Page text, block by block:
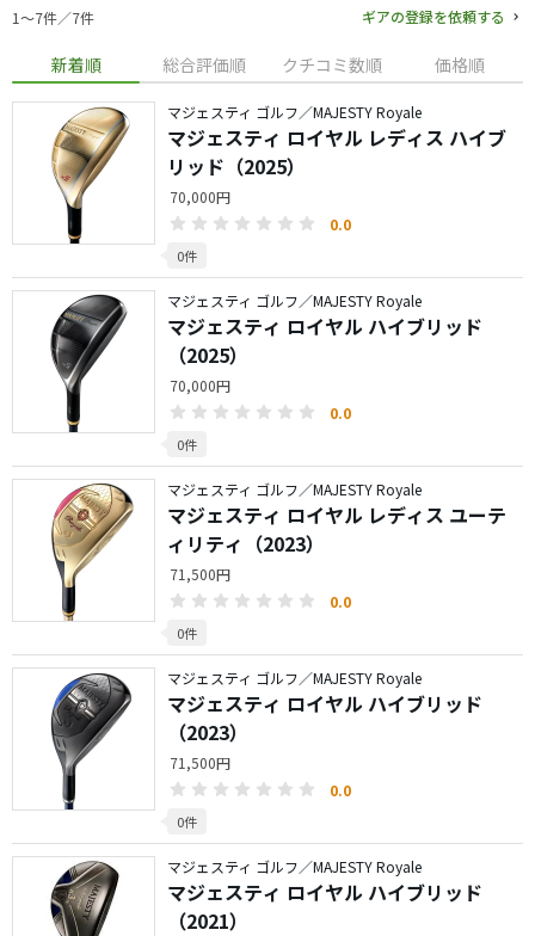
1〜7件／7件 ギアの登録を依頼する
新着順 総合評価順 クチコミ数順 価格順
マジェスティ ゴルフ／MAJESTY Royale
マジェスティ ロイヤル レディス ハイブ
リッド（2025）
70,000円
0.0
0件
マジェスティ ゴルフ／MAJESTY Royale
マジェスティ ロイヤル ハイブリッド
（2025）
70,000円
0.0
0件
マジェスティ ゴルフ／MAJESTY Royale
マジェスティ ロイヤル レディス ユーテ
ィリティ（2023）
71,500円
0.0
0件
マジェスティ ゴルフ／MAJESTY Royale
マジェスティ ロイヤル ハイブリッド
（2023）
71,500円
0.0
0件
マジェスティ ゴルフ／MAJESTY Royale
マジェスティ ロイヤル ハイブリッド
（2021）